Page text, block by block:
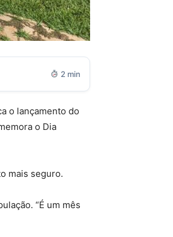
2 min
o lançamento do
o Dia
mais seguro.
“É um mês